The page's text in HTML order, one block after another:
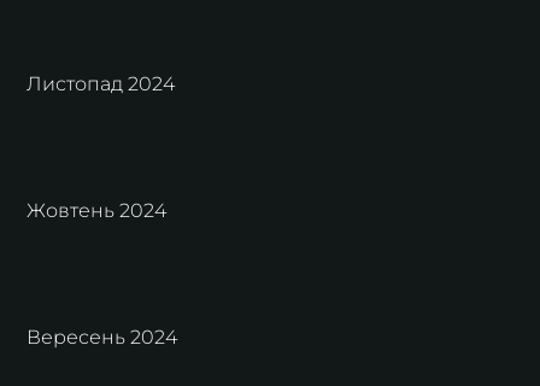
Листопад 2024
Жовтень 2024
Вересень 2024